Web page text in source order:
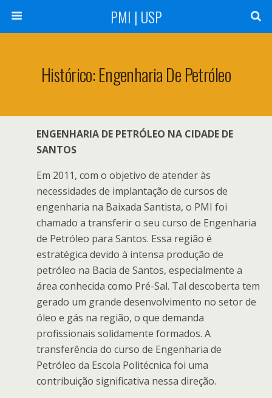
PMI | USP
Histórico: Engenharia De Petróleo
ENGENHARIA DE PETRÓLEO NA CIDADE DE
SANTOS
Em 2011, com o objetivo de atender às
necessidades de implantação de cursos de
engenharia na Baixada Santista, o PMI foi
chamado a transferir o seu curso de Engenharia
de Petróleo para Santos. Essa região é
estratégica devido à intensa produção de
petróleo na Bacia de Santos, especialmente a
área conhecida como Pré-Sal. Tal descoberta tem
gerado um grande desenvolvimento no setor de
óleo e gás na região, o que demanda
profissionais solidamente formados. A
transferência do curso de Engenharia de
Petróleo da Escola Politécnica foi uma
contribuição significativa nessa direção.